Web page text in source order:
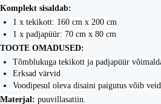
Komplekt sisaldab:
1 x tekikott: 160 cm x 200 cm
1 x padjapüür: 70 cm x 80 cm
TOOTE OMADUSED:
Tõmblukuga tekikott ja padjapüür
Erksad värvid
Voodipesul oleva disaini paigutus võib
Materjal: puuvillasatiin.